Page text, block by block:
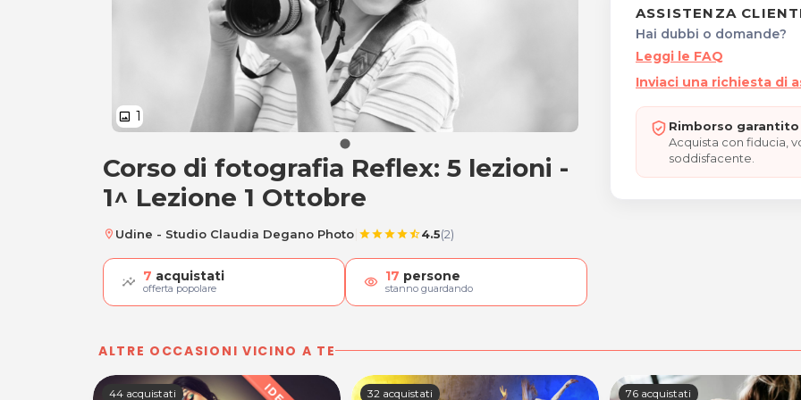
image 1
Corso di fotografia Reflex: 5 lezioni - 1^
Corso di fotografia Reflex: 5 lezioni -
1^ Lezione 1 Ottobre
location_on Udine - Studio Claudia Degano Photo starstarstarstarstar_half4.5(2)
7 acquistati
offerta popolare visibility 17 persone
stanno guardando
ASSISTENZA
Hai dubbi o domande?
Leggi le FAQ
Inviaci una richiesta di
Rimborso
Acquista con fiducia,
soddisfacente.
ALTRE OCCASIONI VICINO A TE
44 acquistati 32 acquistati 76 acquistati